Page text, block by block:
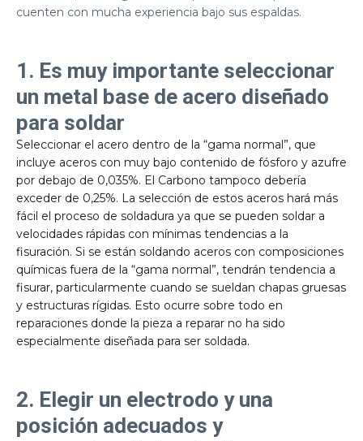
cuenten con mucha experiencia bajo sus espaldas.
1. Es muy importante seleccionar
un metal base de acero diseñado
para soldar
Seleccionar el acero dentro de la “gama normal”, que
incluye aceros con muy bajo contenido de fósforo y azufre
por debajo de 0,035%. El Carbono tampoco debería
exceder de 0,25%. La selección de estos aceros hará más
fácil el proceso de soldadura ya que se pueden soldar a
velocidades rápidas con mínimas tendencias a la
fisuración. Si se están soldando aceros con composiciones
químicas fuera de la “gama normal”, tendrán tendencia a
fisurar, particularmente cuando se sueldan chapas gruesas
y estructuras rígidas. Esto ocurre sobre todo en
reparaciones donde la pieza a reparar no ha sido
especialmente diseñada para ser soldada.
2. Elegir un electrodo y una
posición adecuados y